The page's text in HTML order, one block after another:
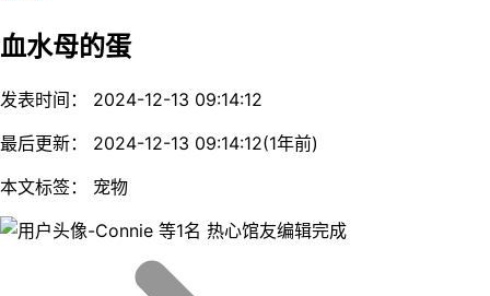
血水母的蛋
发表时间： 2024-12-13 09:14:12
最后更新： 2024-12-13 09:14:12(1年前)
本文标签： 宠物
等1名 热心馆友编辑完成